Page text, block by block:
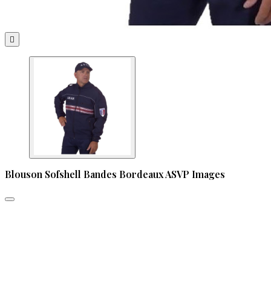

Blouson Sofshell Bandes Bordeaux ASVP Images